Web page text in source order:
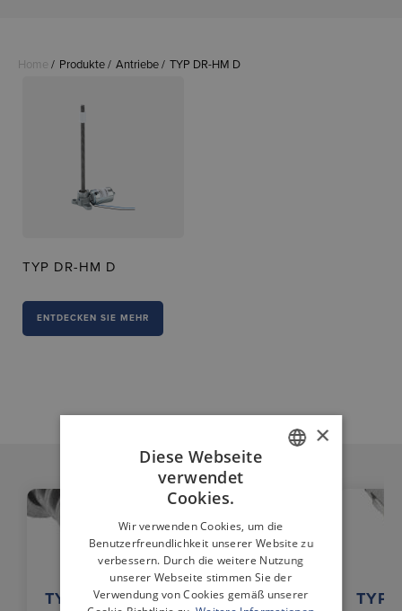
Home Produkte Antriebe TYP DR-HM D
TYP DR-HM D
ENTDECKEN SIE MEHR
TYP 100 TYP
×
Diese Webseite
verwendet
Cookies.
Wir verwenden Cookies, um die
Benutzerfreundlichkeit unserer Website zu
verbessern. Durch die weitere Nutzung
unserer Webseite stimmen Sie der
Verwendung von Cookies gemäß unserer